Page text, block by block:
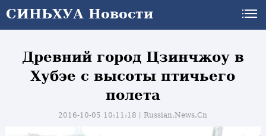
СИНЬХУА Новости
Древний город Цзинчжоу в
Хубэе с высоты птичьего
полета
2016-10-05 10:11:18丨Russian.News.Cn